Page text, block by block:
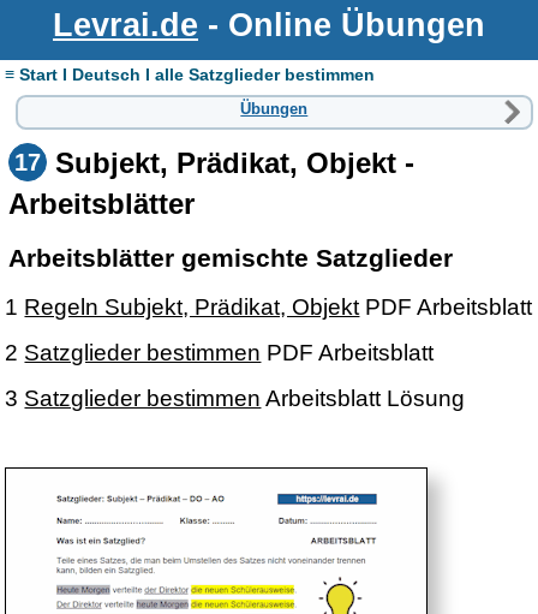
Levrai.de - Online Übungen
≡ Start I Deutsch I alle Satzglieder bestimmen
Übungen
17 Subjekt, Prädikat, Objekt -
Arbeitsblätter
Arbeitsblätter gemischte Satzglieder
1 Regeln Subjekt, Prädikat, ObjektPDF Arbeitsblatt
2 Satzglieder bestimmen PDF Arbeitsblatt
3 Satzglieder bestimmen Arbeitsblatt Lösung